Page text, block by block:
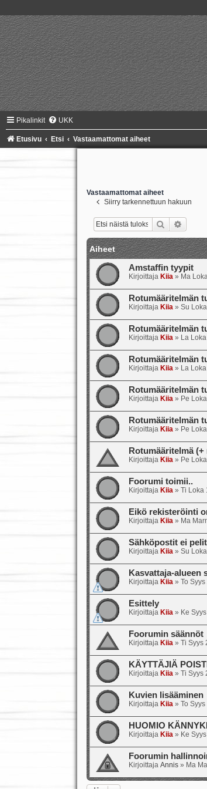
Pikalinkit UKK
Etusivu Etsi Vastaamattomat aiheet
Vastaamattomat aiheet
Siirry tarkennettuun hakuun
Etsi
Aiheet
Amstaffin tyypit
Kirjoittaja Kiia» Ma
Rotumääritelmän
Kirjoittaja Kiia» Su
Rotumääritelmän
Kirjoittaja Kiia» La
Rotumääritelmän
Kirjoittaja Kiia» La
Rotumääritelmän
Kirjoittaja Kiia» Pe
Rotumääritelmän
Kirjoittaja Kiia» Pe
Rotumääritelmä
Kirjoittaja Kiia» Pe
Foorumi toimii..
Kirjoittaja Kiia» Ti Loka
Eikö rekisteröinti
Kirjoittaja Kiia» Ma
Sähköpostit ei
Kirjoittaja Kiia» Su
Kasvattaja-alueen
Kirjoittaja Kiia» To
Esittely
Kirjoittaja Kiia» Ke
Foorumin säännöt
Kirjoittaja Kiia» Ti Syys
KÄYTTÄJIÄ
Kirjoittaja Kiia» Ti Syys
Kuvien lisääminen
Kirjoittaja Kiia» To
HUOMIO
Kirjoittaja Kiia» Ke
Foorumin
Kirjoittaja Annis» Ma